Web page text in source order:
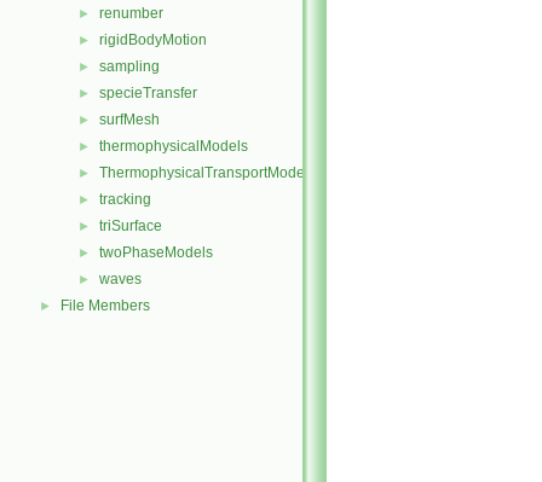
► renumber
► rigidBodyMotion
► sampling
► specieTransfer
► surfMesh
► thermophysicalModels
► ThermophysicalTransportModels
► tracking
► triSurface
► twoPhaseModels
► waves
► File Members